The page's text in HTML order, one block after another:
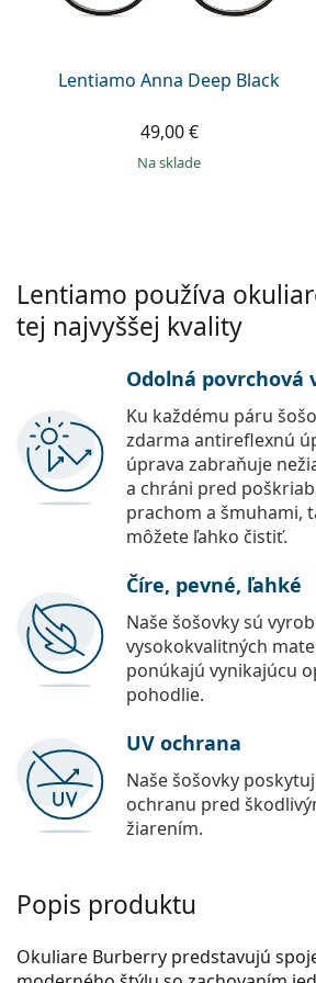
Persol
Lentiamo Anna Deep Black
49,00 €
na sklade
Lentiamo používa
tej najvyššej kvality
Odolná povrchová
Ku každému páru
zdarma antireflexnú
úprava zabraňuje
a chráni pred
prachom a šmuhami,
môžete ľahko čistiť.
Číre, pevné, ľahké
Naše šošovky sú
vysokokvalitných
ponúkajú vynikajúcu
pohodlie.
UV ochrana
Naše šošovky
ochranu pred
žiarením.
Popis produktu
Okuliare Burberry predstavujú